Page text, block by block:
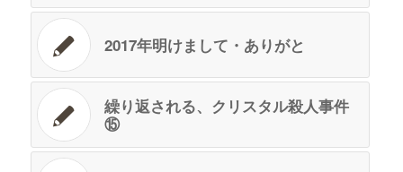
2017年明けまして・ありがと
繰り返される、クリスタル殺人事件
⑮